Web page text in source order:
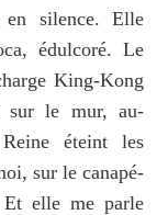
en silence. Elle
édulcoré. Le
King-Kong
sur le mur, au-
éteint les
sur le canapé-
elle me parle